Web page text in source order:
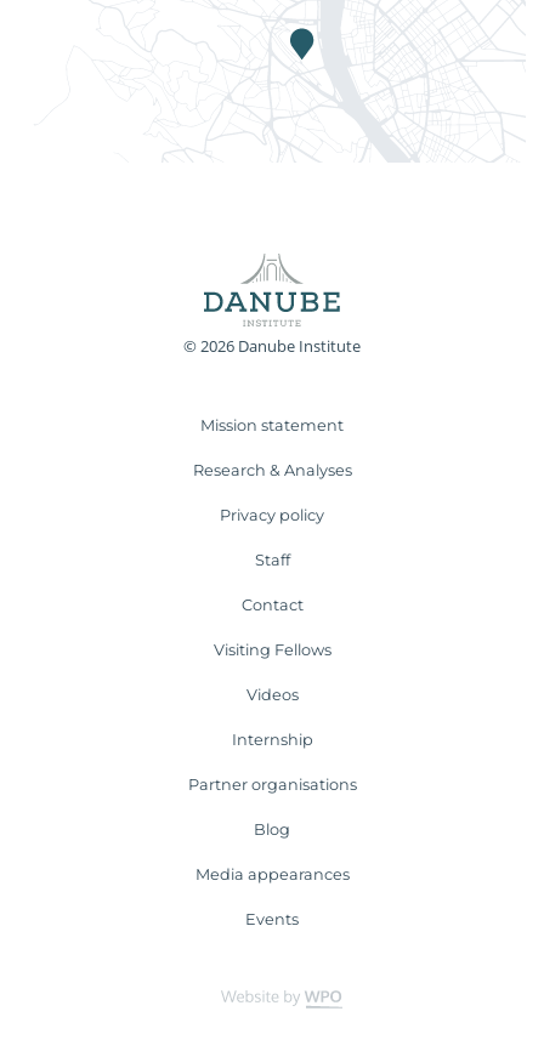
© 2026 Danube Institute
Mission statement
Research & Analyses
Privacy policy
Staff
Contact
Visiting Fellows
Videos
Internship
Partner organisations
Blog
Media appearances
Events